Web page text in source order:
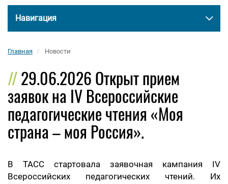
Навигация
Главная Новости
29.06.2026 Открыт прием
заявок на IV Всероссийские
педагогические чтения «Моя
страна – моя Россия».
В ТАСС стартовала заявочная кампания IV
Всероссийских педагогических чтений. Их